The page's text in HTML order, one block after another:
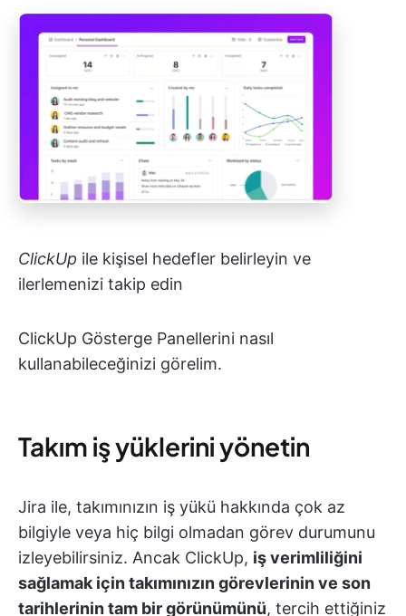
ClickUp ile kişisel hedefler belirleyin ve
ilerlemenizi takip edin
ClickUp Gösterge Panellerini nasıl
kullanabileceğinizi görelim.
Takım iş yüklerini yönetin
Jira ile, takımınızın iş yükü hakkında çok az
bilgiyle veya hiç bilgi olmadan görev durumunu
izleyebilirsiniz. Ancak ClickUp, iş verimliliğini
sağlamak için takımınızın görevlerinin ve son
tarihlerinin tam bir görünümünü, tercih ettiğiniz